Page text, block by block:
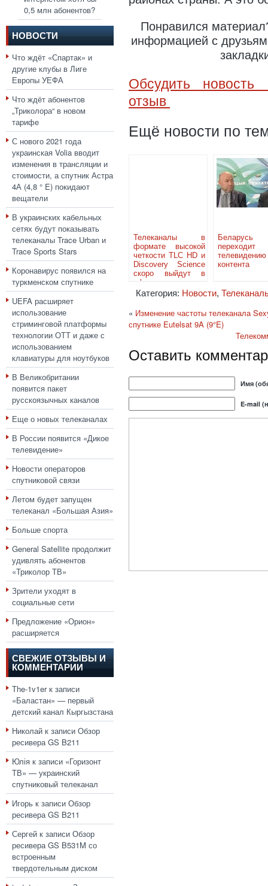
0,5 млн абонентов?
НОВОСТИ
Что ждёт «Спартак» и
другие клубы в Лиге
Европы УЕФА
Что ждёт абонентов
„Триколора“ в новом
тарифе
С нового 2021 года
украинская Volia вводит
изменения в трансляции и
стоимости, а спутник Астра
4А (4,8 ° E) покидают
вещатели
В украинских кабельных
сетях будут показывать
телеканалы Trace Urban и
Trace Sports Stars
Коронавирус появился на
туркменском спутнике
UEFA расширяет
использование
стриминговой платформы
технологии ОТТ и даже с
использованием
клавиатуры для ноутбуков
В Великобритании
появится пакет
русскоязычных каналов
Еще о новых телеканалах
В России появится «Дикое
телевидение»
Новости операторов
спутниковой связи
Летом будет запущен
телеканал «Большая Азия»
Больше спорта
General Satellite продолжит
удивлять абонентов
«Триколор ТВ»
Зрители уходят в
социальные сети
Предложение «Орион»
расширяется
СВЕЖИЕ ОТЗЫВЫ И
КОММЕНТАРИИ
The-1v1erк записи
«Баластан» — первый
детский канал Кыргызстана
Николай к записи Обзор
ресивера GS B211
Юлія к записи «Горизонт
ТВ» — украинский
спутниковый телеканал
Игорь к записи Обзор
ресивера GS B211
Сергей к записи Обзор
ресивера GS B531M со
встроенным
твердотельным диском
Понравился
информацией с
Обсудить новость
отзыв
Ещё новости по
Телеканалы в
формате высокой
четкости TLC HD и
Discovery Science
скоро выйдут в
эфир
Беларусь
телевидению
контента
Категория: Новости,
« Изменение частоты телеканала
спутнике Eutelsat 9A (9°E)
Оставить
Имя
E-mail